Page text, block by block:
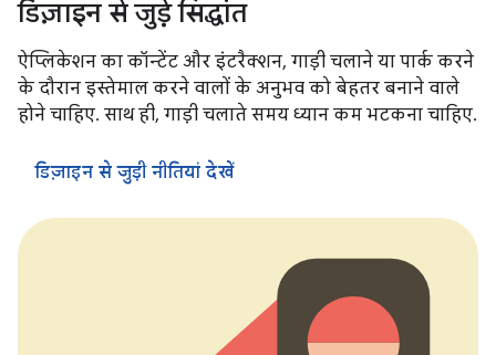
डिज़ाइन से जुड़े सिद्धांत
ऐप्लिकेशन का कॉन्टेंट और इंटरैक्शन, गाड़ी चलाने या पार्क करने
के दौरान इस्तेमाल करने वालों के अनुभव को बेहतर बनाने वाले
होने चाहिए. साथ ही, गाड़ी चलाते समय ध्यान कम भटकना चाहिए.
डिज़ाइन से जुड़ी नीतियां देखें